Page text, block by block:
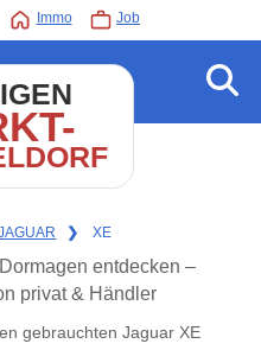
Immo Job
❯ XE
entdecken –
privat & Händler
gebrauchten Jaguar XE